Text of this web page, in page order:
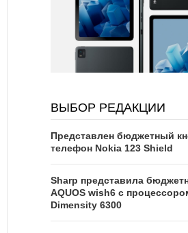
ВЫБОР РЕДАКЦИИ
Представлен бюджетный
телефон Nokia 123 Shield
Sharp представила
AQUOS wish6 с
Dimensity 6300